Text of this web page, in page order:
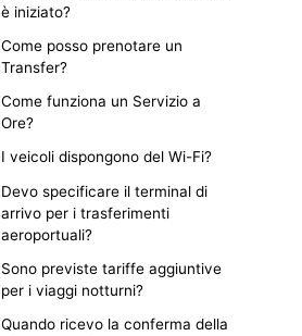
è iniziato?
Come posso prenotare un
Transfer?
Come funziona un Servizio a
Ore?
I veicoli dispongono del Wi-Fi?
Devo specificare il terminal di
arrivo per i trasferimenti
aeroportuali?
Sono previste tariffe aggiuntive
per i viaggi notturni?
Quando ricevo la conferma della